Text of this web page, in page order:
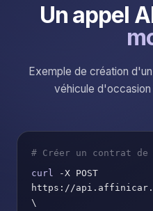
Un appel
Exemple de création
véhicule d'occasion
# Créer un contrat de
curl -X POST
https://
\